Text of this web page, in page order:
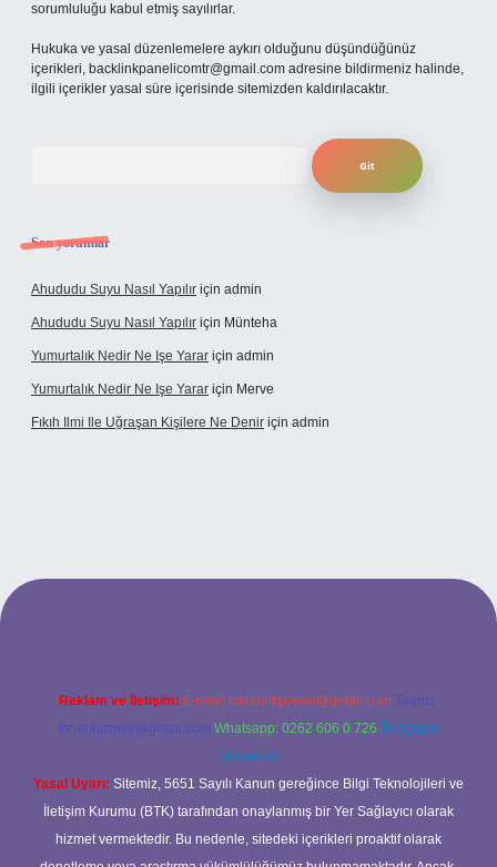
sorumluluğu kabul etmiş sayılırlar.
Hukuka ve yasal düzenlemelere aykırı olduğunu düşündüğünüz
içerikleri, backlinkpanelicomtr@gmail.com adresine bildirmeniz halinde,
ilgili içerikler yasal süre içerisinde sitemizden kaldırılacaktır.
Son yorumlar
Ahududu Suyu Nasıl Yapılır için admin
Ahududu Suyu Nasıl Yapılır için Münteha
Yumurtalık Nedir Ne Işe Yarar için admin
Yumurtalık Nedir Ne Işe Yarar için Merve
Fıkıh Ilmi Ile Uğraşan Kişilere Ne Denir için admin
Reklam ve İletişim: E-mail: backlinkpaneli@gmail.com Teams:
forumhizmeti@gmail.com Whatsapp: 0262 606 0 726 Telegram:
@karabul
Yasal Uyarı: Sitemiz, 5651 Sayılı Kanun gereğince Bilgi Teknolojileri ve
İletişim Kurumu (BTK) tarafından onaylanmış bir Yer Sağlayıcı olarak
hizmet vermektedir. Bu nedenle, sitedeki içerikleri proaktif olarak